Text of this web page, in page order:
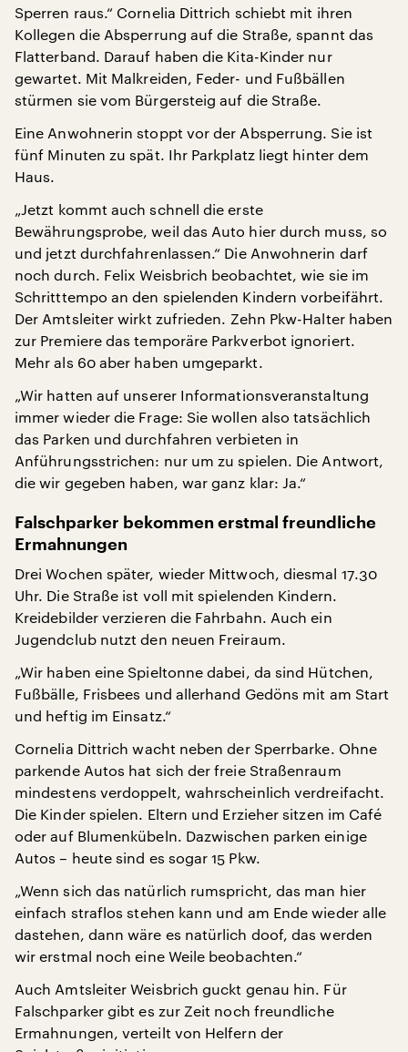
Sperren raus.“ Cornelia Dittrich schiebt mit ihren
Kollegen die Absperrung auf die Straße, spannt das
Flatterband. Darauf haben die Kita-Kinder nur
gewartet. Mit Malkreiden, Feder- und Fußbällen
stürmen sie vom Bürgersteig auf die Straße.
Eine Anwohnerin stoppt vor der Absperrung. Sie ist
fünf Minuten zu spät. Ihr Parkplatz liegt hinter dem
Haus.
„Jetzt kommt auch schnell die erste
Bewährungsprobe, weil das Auto hier durch muss, so
und jetzt durchfahrenlassen.“ Die Anwohnerin darf
noch durch. Felix Weisbrich beobachtet, wie sie im
Schritttempo an den spielenden Kindern vorbeifährt.
Der Amtsleiter wirkt zufrieden. Zehn Pkw-Halter haben
zur Premiere das temporäre Parkverbot ignoriert.
Mehr als 60 aber haben umgeparkt.
„Wir hatten auf unserer Informationsveranstaltung
immer wieder die Frage: Sie wollen also tatsächlich
das Parken und durchfahren verbieten in
Anführungsstrichen: nur um zu spielen. Die Antwort,
die wir gegeben haben, war ganz klar: Ja.“
Falschparker bekommen erstmal freundliche
Ermahnungen
Drei Wochen später, wieder Mittwoch, diesmal 17.30
Uhr. Die Straße ist voll mit spielenden Kindern.
Kreidebilder verzieren die Fahrbahn. Auch ein
Jugendclub nutzt den neuen Freiraum.
„Wir haben eine Spieltonne dabei, da sind Hütchen,
Fußbälle, Frisbees und allerhand Gedöns mit am Start
und heftig im Einsatz.“
Cornelia Dittrich wacht neben der Sperrbarke. Ohne
parkende Autos hat sich der freie Straßenraum
mindestens verdoppelt, wahrscheinlich verdreifacht.
Die Kinder spielen. Eltern und Erzieher sitzen im Café
oder auf Blumenkübeln. Dazwischen parken einige
Autos – heute sind es sogar 15 Pkw.
„Wenn sich das natürlich rumspricht, das man hier
einfach straflos stehen kann und am Ende wieder alle
dastehen, dann wäre es natürlich doof, das werden
wir erstmal noch eine Weile beobachten.“
Auch Amtsleiter Weisbrich guckt genau hin. Für
Falschparker gibt es zur Zeit noch freundliche
Ermahnungen, verteilt von Helfern der